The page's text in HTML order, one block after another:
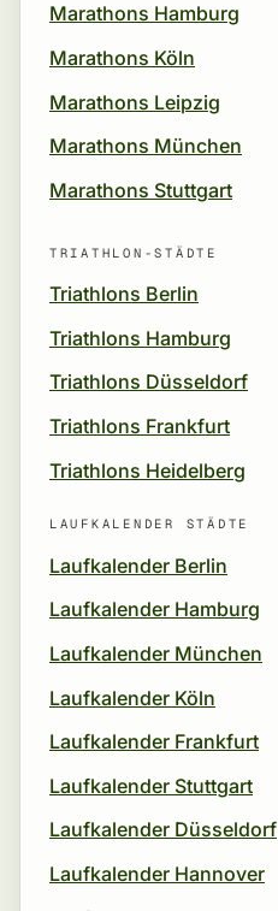
Marathons Hamburg
Marathons Köln
Marathons Leipzig
Marathons München
Marathons Stuttgart
TRIATHLON-STÄDTE
Triathlons Berlin
Triathlons Hamburg
Triathlons Düsseldorf
Triathlons Frankfurt
Triathlons Heidelberg
LAUFKALENDER STÄDTE
Laufkalender Berlin
Laufkalender Hamburg
Laufkalender München
Laufkalender Köln
Laufkalender Frankfurt
Laufkalender Stuttgart
Laufkalender Düsseldorf
Laufkalender Hannover